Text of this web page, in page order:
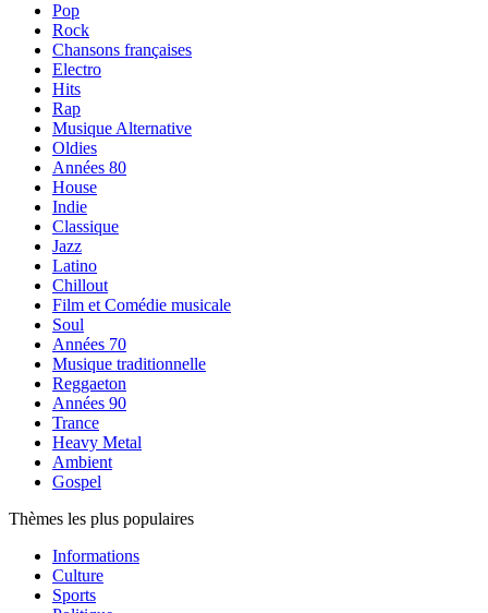
Pop
Rock
Chansons françaises
Electro
Hits
Rap
Musique Alternative
Oldies
Années 80
House
Indie
Classique
Jazz
Latino
Chillout
Film et Comédie musicale
Soul
Années 70
Musique traditionnelle
Reggaeton
Années 90
Trance
Heavy Metal
Ambient
Gospel
Thèmes les plus populaires
Informations
Culture
Sports